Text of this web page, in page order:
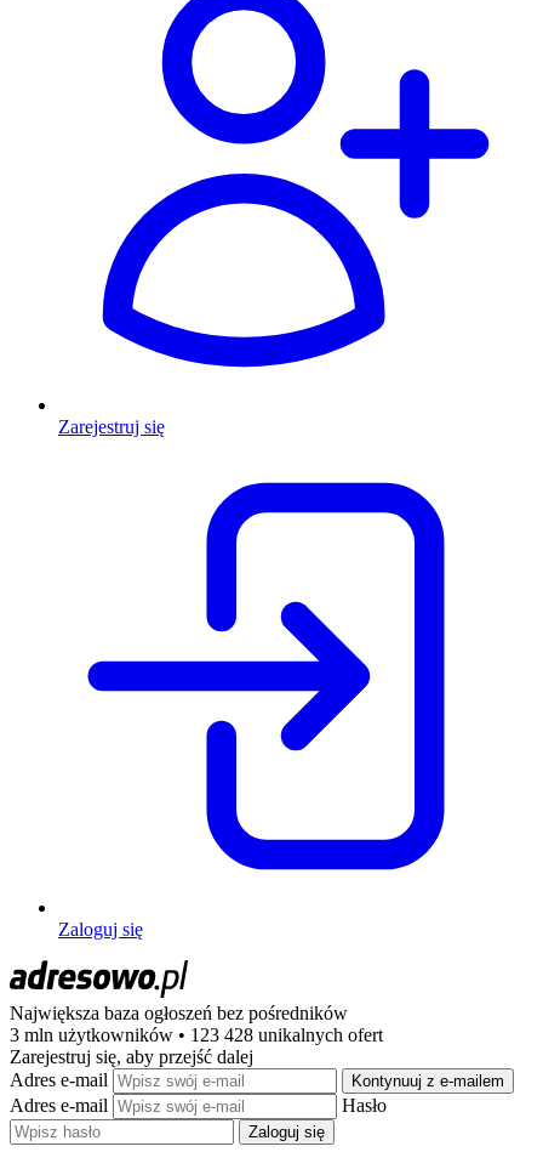
Zarejestruj się
Zaloguj się
Największa baza ogłoszeń bez pośredników
3 mln użytkowników • 123 428 unikalnych ofert
Zarejestruj się, aby przejść dalej
Adres e-mail
Kontynuuj z e-mailem
Adres e-mail Hasło
Zaloguj się